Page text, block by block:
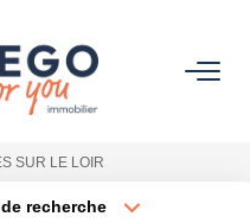
SUR LE LOIR
recherche